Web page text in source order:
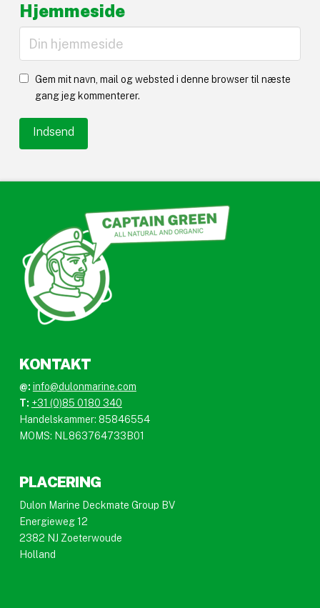
Hjemmeside
Gem mit navn, mail og websted i denne browser til næste
gang jeg kommenterer.
KONTAKT
@: info@dulonmarine.com
T: +31 (0)85 0180 340
Handelskammer: 85846554
MOMS: NL863764733B01
PLACERING
Dulon Marine Deckmate Group BV
Energieweg 12
2382 NJ Zoeterwoude
Holland